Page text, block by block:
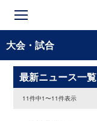
大会・試合
最新ニュース一覧
11件中1〜11件表示